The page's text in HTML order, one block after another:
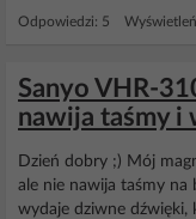
Odpowiedzi: 5
Sanyo VHR-
nawija taśmy i
Dzień dobry ;) Mój
ale nie nawija taśmy na
wydaje dziwne dźwięki,